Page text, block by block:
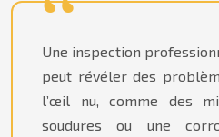
Une inspection
peut révéler des
l’œil nu, comme des
soudures ou une